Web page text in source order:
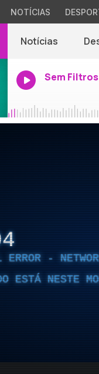
NOTÍCIAS
Notícias
Sem Filtros
-
ESTÁ NESTE